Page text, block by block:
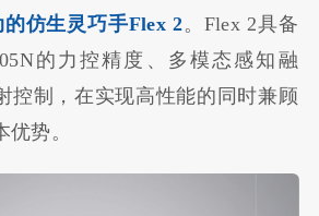
仿生灵巧手Flex 2。Flex 2具备
的力控精度、多模态感知融
控制，在实现高性能的同时兼顾
势。